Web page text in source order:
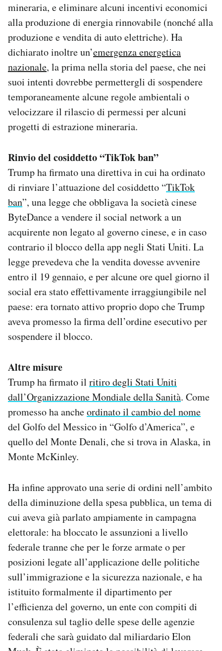
mineraria, e eliminare alcuni incentivi economici
alla produzione di energia rinnovabile (nonché alla
produzione e vendita di auto elettriche). Ha
dichiarato inoltre un’emergenza energetica
nazionale, la prima nella storia del paese, che nei
suoi intenti dovrebbe permettergli di sospendere
temporaneamente alcune regole ambientali o
velocizzare il rilascio di permessi per alcuni
progetti di estrazione mineraria.
Rinvio del cosiddetto “TikTok ban”
Trump ha firmato una direttiva in cui ha ordinato
di rinviare l’attuazione del cosiddetto “TikTok
ban”, una legge che obbligava la società cinese
ByteDance a vendere il social network a un
acquirente non legato al governo cinese, e in caso
contrario il blocco della app negli Stati Uniti. La
legge prevedeva che la vendita dovesse avvenire
entro il 19 gennaio, e per alcune ore quel giorno il
social era stato effettivamente irraggiungibile nel
paese: era tornato attivo proprio dopo che Trump
aveva promesso la firma dell’ordine esecutivo per
sospendere il blocco.
Altre misure
Trump ha firmato il ritiro degli Stati Uniti
dall’Organizzazione Mondiale della Sanità. Come
promesso ha ancheordinato il cambio del nome
del Golfo del Messico in “Golfo d’America”, e
quello del Monte Denali, che si trova in Alaska, in
Monte McKinley.
Ha infine approvato una serie di ordini nell’ambito
della diminuzione della spesa pubblica, un tema di
cui aveva già parlato ampiamente in campagna
elettorale: ha bloccato le assunzioni a livello
federale tranne che per le forze armate o per
posizioni legate all’applicazione delle politiche
sull’immigrazione e la sicurezza nazionale, e ha
istituito formalmente il dipartimento per
l’efficienza del governo, un ente con compiti di
consulenza sul taglio delle spese delle agenzie
federali che sarà guidato dal miliardario Elon